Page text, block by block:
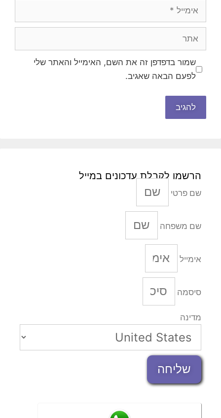
שמור בדפדפן זה את השם, האימייל והאתר שלי
לפעם הבאה שאגיב.
הרשמו לקבלת עדכונים במייל
שם פרטי
שם משפחה
אימייל
סיסמה
מדינה
שליחה